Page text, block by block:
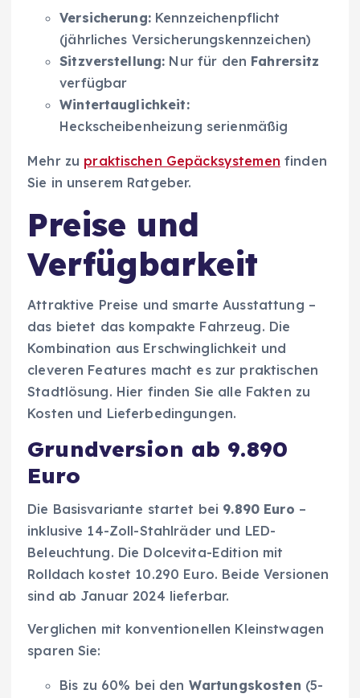
Versicherung:Kennzeichenpflicht
(jährliches Versicherungskennzeichen)
Sitzverstellung: Nur für den Fahrersitz
verfügbar
Wintertauglichkeit:
Heckscheibenheizung serienmäßig
Mehr zu praktischen Gepäcksystemen finden
Sie in unserem Ratgeber.
Preise und
Verfügbarkeit
Attraktive Preise und smarte Ausstattung –
das bietet das kompakte Fahrzeug. Die
Kombination aus Erschwinglichkeit und
cleveren Features macht es zur praktischen
Stadtlösung. Hier finden Sie alle Fakten zu
Kosten und Lieferbedingungen.
Grundversion ab 9.890
Euro
Die Basisvariante startet bei 9.890 Euro –
inklusive 14-Zoll-Stahlräder und LED-
Beleuchtung. Die Dolcevita-Edition mit
Rolldach kostet 10.290 Euro. Beide Versionen
sind ab Januar 2024 lieferbar.
Verglichen mit konventionellen Kleinstwagen
sparen Sie:
Bis zu 60% bei den Wartungskosten (5-